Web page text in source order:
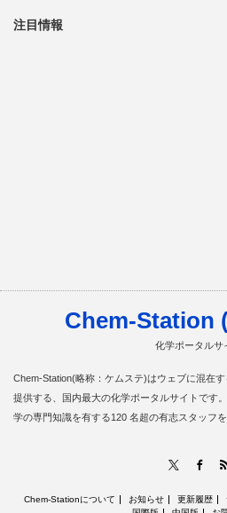
注目情報
Chem-Station
化学ポータルサ
Chem-Station(略称：ケムステ)はウェブに混在
提供する、国内最大の化学ポータルサイトです
学の専門知識を有する120 名超の有志スタッフ
Chem-Stationについて お知らせ 更新履歴